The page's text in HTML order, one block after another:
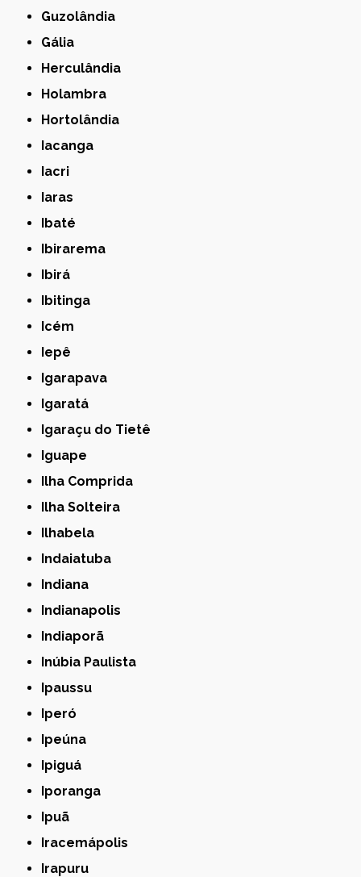
Guzolândia
Gália
Herculândia
Holambra
Hortolândia
Iacanga
Iacri
Iaras
Ibaté
Ibirarema
Ibirá
Ibitinga
Icém
Iepê
Igarapava
Igaratá
Igaraçu do Tietê
Iguape
Ilha Comprida
Ilha Solteira
Ilhabela
Indaiatuba
Indiana
Indianapolis
Indiaporã
Inúbia Paulista
Ipaussu
Iperó
Ipeúna
Ipiguá
Iporanga
Ipuã
Iracemápolis
Irapuru